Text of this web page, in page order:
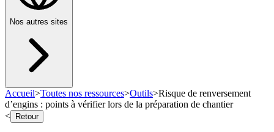
Nos autres sites
Accueil>Toutes nos ressources>Outils>Risque de renversement
d’engins : points à vérifier lors de la préparation de chantier
<
Retour